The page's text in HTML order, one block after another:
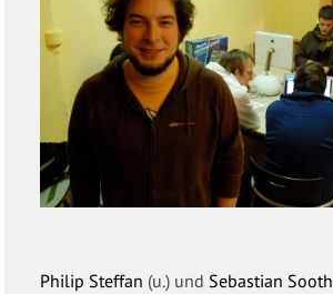
Philip Steffan (u.) undSebastian Sooth